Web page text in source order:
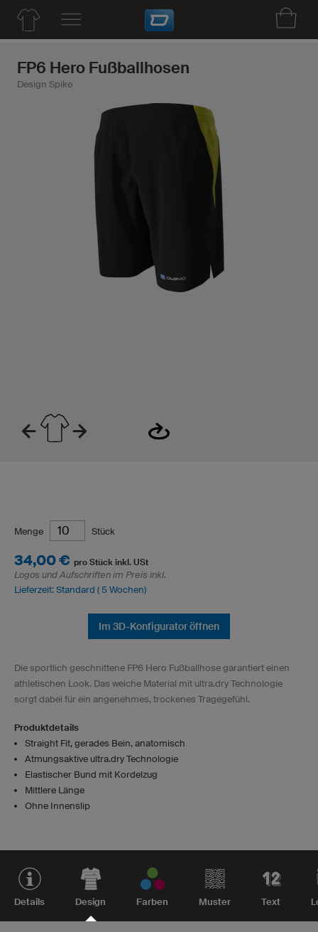
FP6 Hero Fußballhosen
Design Spike
Menge Stück
34,00 € pro Stück inkl. USt
Logos und Aufschriften im Preis inkl.
Lieferzeit: Standard ( 5 Wochen)
Im 3D-Konfigurator öffnen
Die sportlich geschnittene FP6 Hero Fußballhose garantiert einen
athletischen Look. Das weiche Material mit ultra.dry Technologie
sorgt dabei für ein angenehmes, trockenes Tragegefühl.
Produktdetails
Straight Fit, gerades Bein, anatomisch
Atmungsaktive ultra.dry Technologie
Elastischer Bund mit Kordelzug
Mittlere Länge
Ohne Innenslip
Details Design Farben Muster Text